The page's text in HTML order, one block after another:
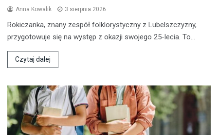
Anna Kowalik 3 sierpnia 2026
Rokiczanka, znany zespół folklorystyczny z Lubelszczyzny,
przygotowuje się na występ z okazji swojego 25-lecia. To…
Czytaj dalej